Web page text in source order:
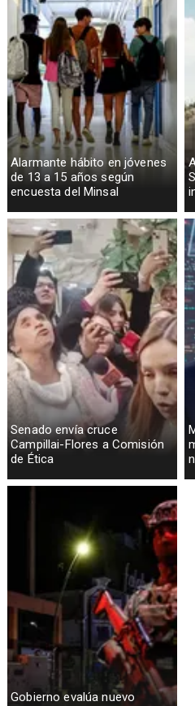
Alarmante hábito en jóvenes
de 13 a 15 años según
encuesta del Minsal
Senado envía cruce
Campillai-Flores a Comisión
de Ética
Gobierno evalúa nuevo